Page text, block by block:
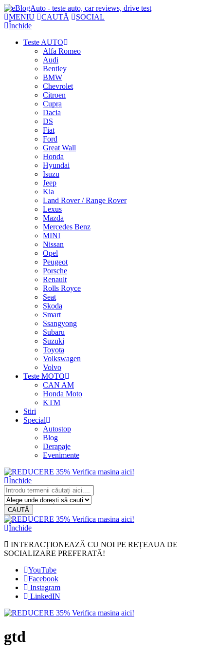
MENIU CAUTĂ
SOCIAL
Închide
Teste AUTO
Alfa Romeo
Audi
Bentley
BMW
Chevrolet
Citroen
Cupra
Dacia
DS
Fiat
Ford
Great Wall
Honda
Hyundai
Isuzu
Jeep
Kia
Land Rover / Range Rover
Lexus
Mazda
Mercedes Benz
MINI
Nissan
Opel
Peugeot
Porsche
Renault
Rolls Royce
Seat
Skoda
Smart
Ssangyong
Subaru
Suzuki
Toyota
Volkswagen
Volvo
Teste MOTO
CAN AM
Honda Moto
KTM
Stiri
Special
Autostop
Blog
Derapaje
Evenimente
Închide
CAUTĂ
Închide
INTERACȚIONEAZĂ CU NOI PE REȚEAUA DE
SOCIALIZARE PREFERATĂ!
YouTube
Facebook
Instagram
LinkedIN
gtd